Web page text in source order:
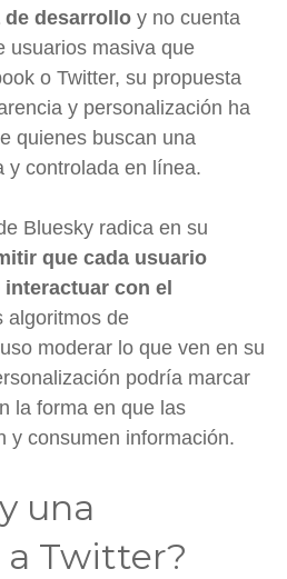
de desarrollo y no cuenta
usuarios masiva que
o Twitter, su propuesta
y personalización ha
quienes buscan una
y controlada en línea.
Bluesky radica en su
que cada usuario
con el
algoritmos de
moderar lo que ven en su
podría marcar
la forma en que las
y consumen información.
una
Twitter?